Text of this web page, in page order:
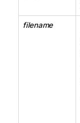
filename